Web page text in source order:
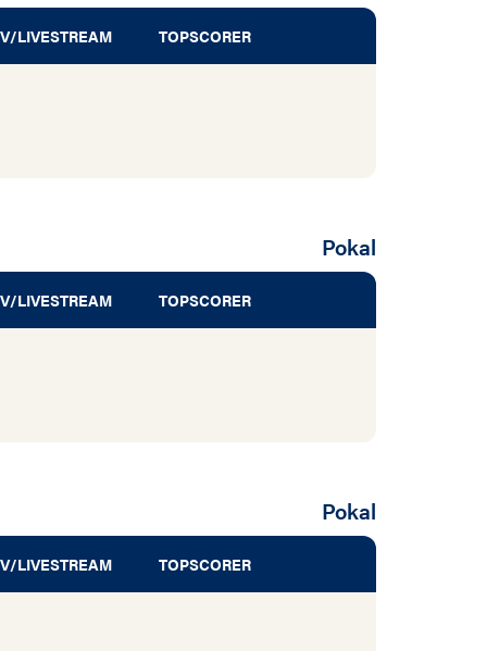
LIVESTREAM TOPSCORER
Pokal
LIVESTREAM TOPSCORER
Pokal
LIVESTREAM TOPSCORER